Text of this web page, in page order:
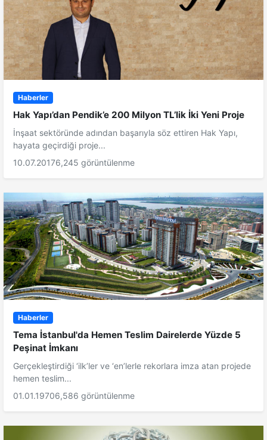
Haberler
Hak Yapı’dan Pendik’e 200 Milyon TL’lik İki Yeni Proje
İnşaat sektöründe adından başarıyla söz ettiren Hak Yapı,
hayata geçirdiği proje...
10.07.20176,245 görüntülenme
Haberler
Tema İstanbul'da Hemen Teslim Dairelerde Yüzde 5
Peşinat İmkanı
Gerçekleştirdiği ‘ilk’ler ve ‘en’lerle rekorlara imza atan projede
hemen teslim...
01.01.19706,586 görüntülenme